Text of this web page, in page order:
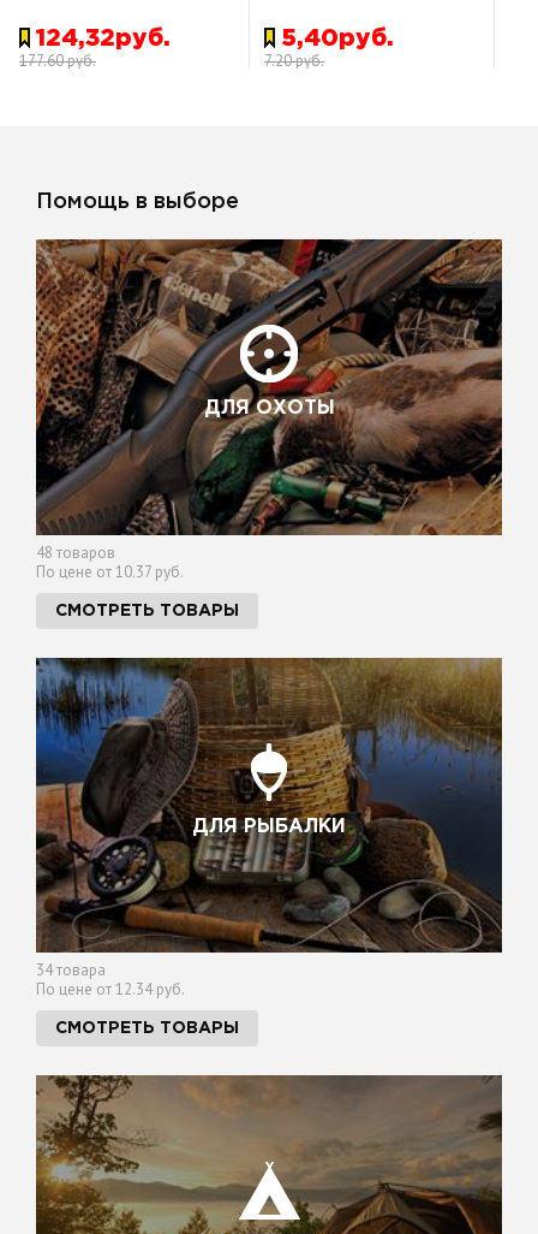
124,32руб.
177.60 руб.
5,40руб.
7.20 руб.
Помощь в выборе
ДЛЯ ОХОТЫ
48 товаров
По цене от 10.37 руб.
СМОТРЕТЬ ТОВАРЫ
ДЛЯ РЫБАЛКИ
34 товара
По цене от 12.34 руб.
СМОТРЕТЬ ТОВАРЫ